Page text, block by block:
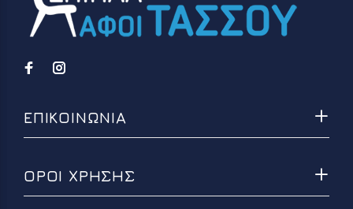
ΕΠΙΚΟΙΝΩΝΙΑ
ΟΡΟΙ ΧΡΗΣΗΣ